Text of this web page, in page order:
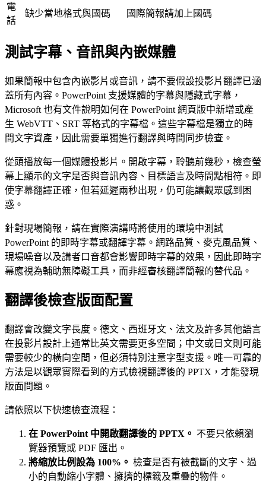
電
話
缺少當地格式與國碼 國際簡報請加上國碼
測試字幕、音訊與內嵌媒體
如果簡報中包含內嵌影片或音訊，請不要假設投影片翻譯已涵
蓋所有內容。PowerPoint 支援媒體的字幕與隱藏式字幕，
Microsoft 也有文件說明如何在 PowerPoint 網頁版中新增或產
生 WebVTT、SRT 等格式的字幕檔。這些字幕檔是獨立的時
間文字資產，因此需要單獨進行翻譯與時間同步檢查。
從頭播放每一個媒體投影片。開啟字幕，聆聽前幾秒，檢查螢
幕上顯示的文字是否與音訊內容、目標語言及時間點相符。即
使字幕翻譯正確，但若延遲兩秒出現，仍可能讓觀眾感到困
惑。
針對現場簡報，請在實際演講時將使用的環境中測試
PowerPoint 的即時字幕或翻譯字幕。網路品質、麥克風品質、
現場噪音以及講者口音都會影響即時字幕的效果，因此即時字
幕應視為輔助無障礙工具，而非經審核翻譯簡報的替代品。
翻譯後檢查版面配置
翻譯會改變文字長度。德文、西班牙文、法文及許多其他語言
在投影片設計上通常比英文需要更多空間；中文或日文則可能
需要較少的橫向空間，但必須特別注意字型支援。唯一可靠的
方法是以觀眾實際看到的方式檢視翻譯後的 PPTX，才能發現
版面問題。
請依照以下快速檢查流程：
在 PowerPoint 中開啟翻譯後的 PPTX。 不要只依賴瀏
覽器預覽或 PDF 匯出。
將縮放比例設為 100%。 檢查是否有被截斷的文字、過
小的自動縮小字體、擁擠的標籤及重疊的物件。